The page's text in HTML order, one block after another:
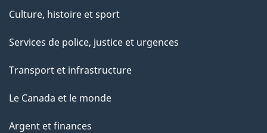
Culture, histoire et sport
Services de police, justice et urgences
Transport et infrastructure
Le Canada et le monde
Argent et finances